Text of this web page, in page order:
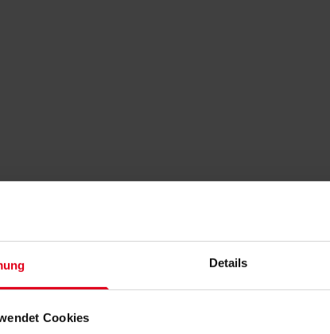
Details
Cookies